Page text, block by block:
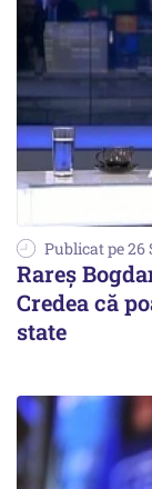
Publicat pe 26
Rareș
Credea că
state